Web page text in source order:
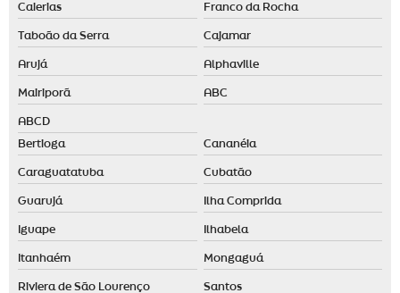
Caierias Franco da Rocha
Taboão da Serra Cajamar
Arujá Alphaville
Mairiporã ABC
ABCD
Bertioga Cananéia
Caraguatatuba Cubatão
Guarujá Ilha Comprida
Iguape Ilhabela
Itanhaém Mongaguá
Riviera de São Lourenço Santos